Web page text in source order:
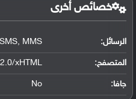
خصائص أخرى
الرسائل: SMS, MMS
المتصفح: xHTML
جافا: No